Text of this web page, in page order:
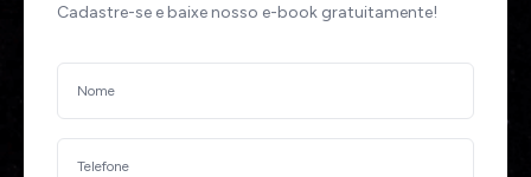
Cadastre-se e baixe nosso e-book gratuitamente!